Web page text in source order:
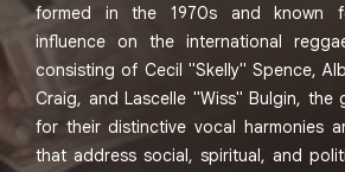
formed in the 1970s and known
influence on the international
consisting of Cecil "Skelly" Spence,
Craig, and Lascelle "Wiss" Bulgin, the
for their distinctive vocal harmonies
that address social, spiritual, and